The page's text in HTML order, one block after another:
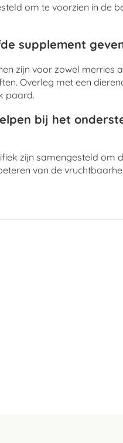
om te voorzien in de
supplement
zijn voor zowel merries
Overleg met een
paard.
bij het
zijn samengesteld om
van de